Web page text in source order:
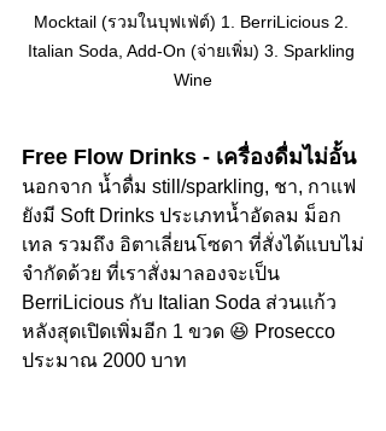
Mocktail (รวมในบุฟเฟ่ต์) 1. BerriLicious 2.
Italian Soda, Add-On (จ่ายเพิ่ม) 3. Sparkling
Wine
Free Flow Drinks - เครื่องดื่มไม่อั้น
นอกจาก น้ำดื่ม still/sparkling, ชา, กาแฟ
ยังมี Soft Drinks ประเภทน้ำอัดลม ม็อก
เทล รวมถึง อิตาเลี่ยนโซดา ที่สั่งได้แบบไม่
จำกัดด้วย ที่เราสั่งมาลองจะเป็น
BerriLicious กับ Italian Soda ส่วนแก้ว
หลังสุดเปิดเพิ่มอีก 1 ขวด 😆 Prosecco
ประมาณ 2000 บาท